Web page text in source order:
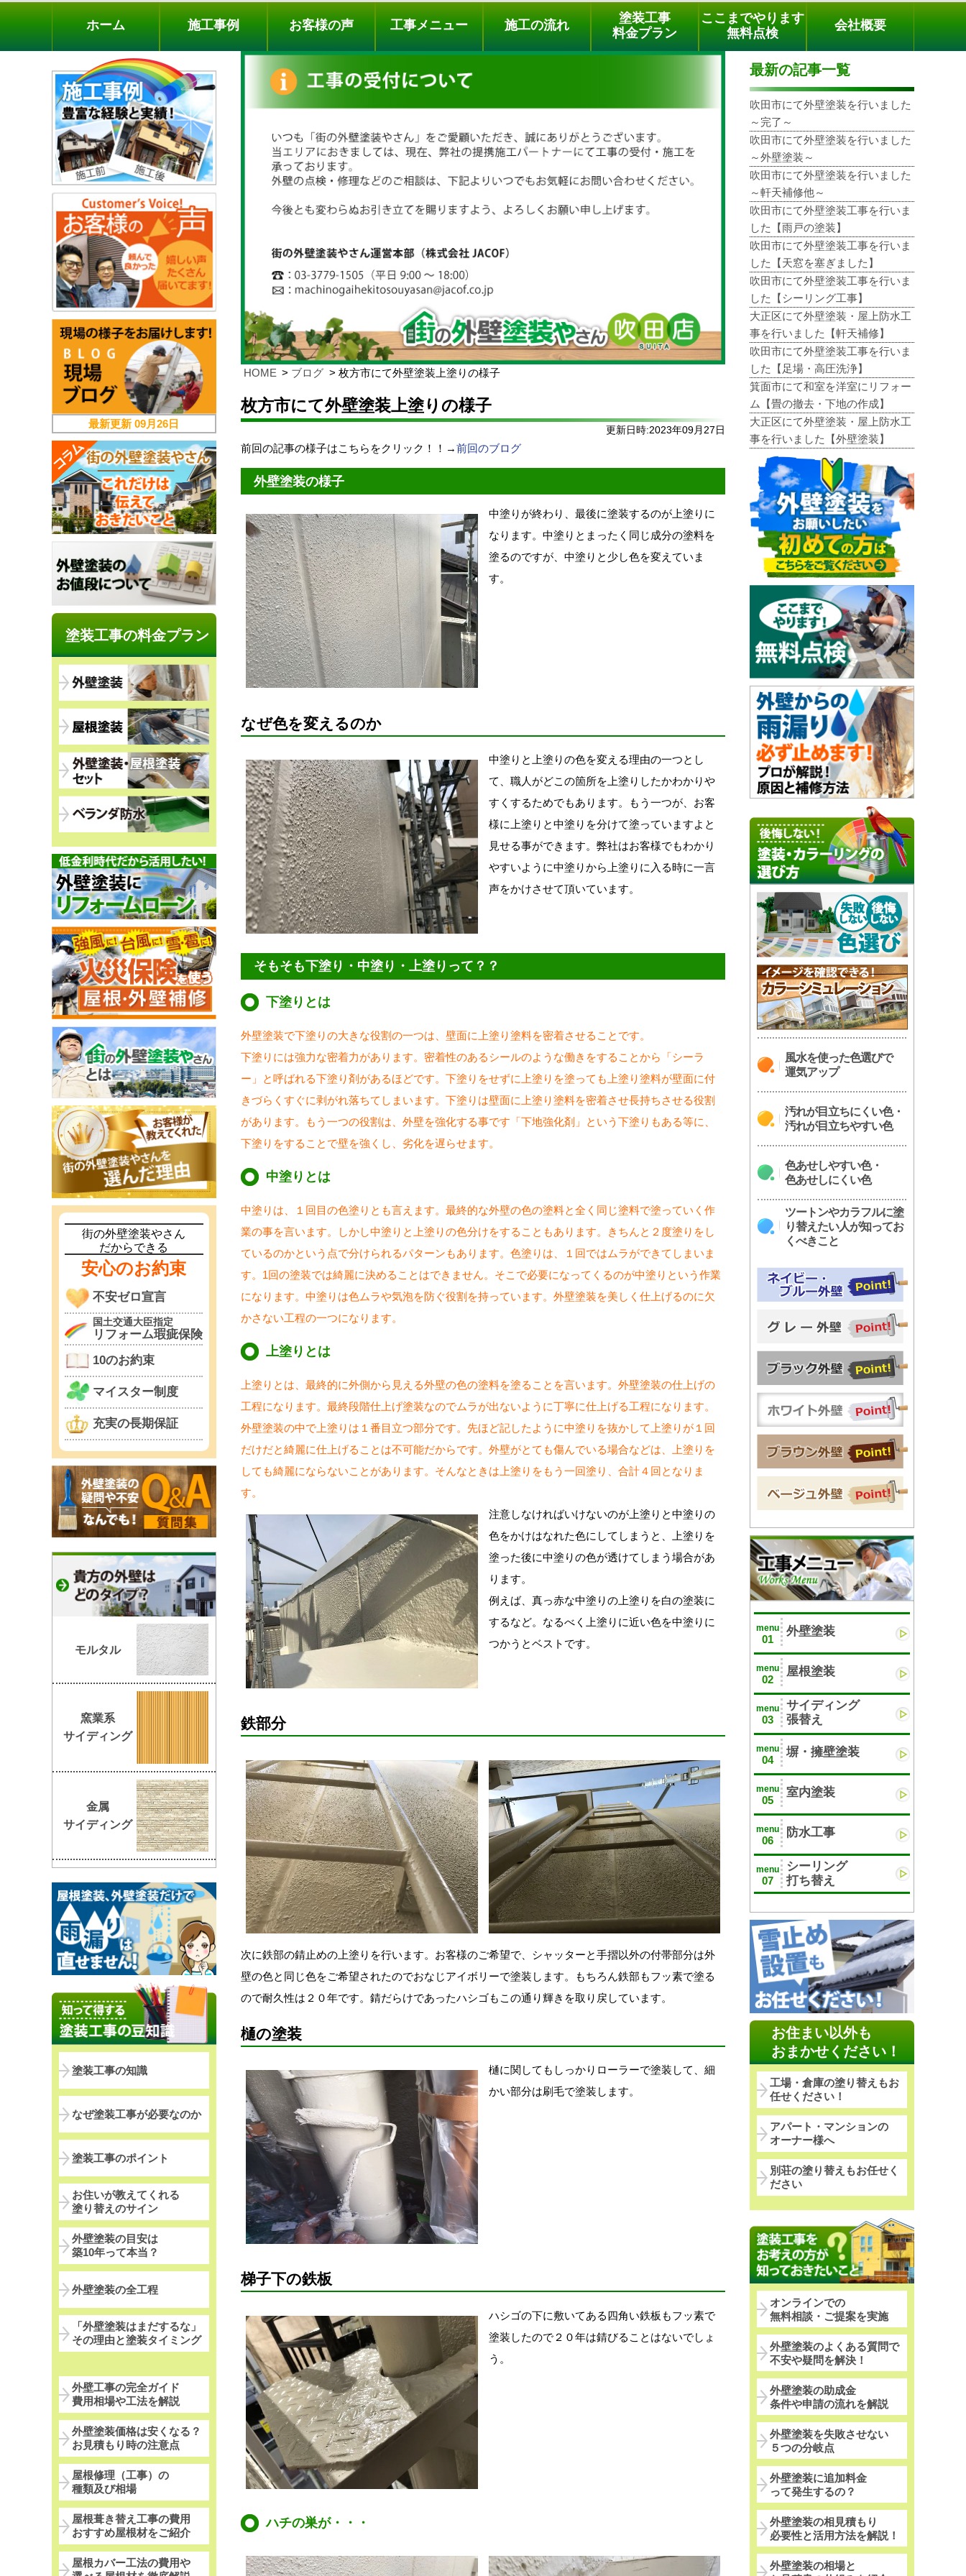
料金プラン 無料点検
電話でのご相談
[9時～18時まで受付中]
phone
ホーム 施工事例 お客様の声 工事メニュー 施工の流れ
塗装工事
料金プラン
ここまでやります
無料点検
会社概要
HOME ブログ 枚方市にて外壁塗装上塗りの様子
枚方市にて外壁塗装上塗りの様子
更新日時:2023年09月27日
前回の記事の様子はこちらをクリック！！→前回のブログ
外壁塗装の様子
中塗りが終わり、最後に塗装するのが上塗りに
なります。中塗りとまったく同じ成分の塗料を
塗るのですが、中塗りと少し色を変えていま
す。
なぜ色を変えるのか
中塗りと上塗りの色を変える理由の一つとし
て、職人がどこの箇所を上塗りしたかわかりや
すくするためでもあります。もう一つが、お客
様に上塗りと中塗りを分けて塗っていますよと
見せる事ができます。弊社はお客様でもわかり
やすいように中塗りから上塗りに入る時に一言
声をかけさせて頂いています。
そもそも下塗り・中塗り・上塗りって？？
下塗りとは
外壁塗装で下塗りの大きな役割の一つは、壁面に上塗り塗料を密着させることです。
下塗りには強力な密着力があります。密着性のあるシールのような働きをすることから「シーラ
ー」と呼ばれる下塗り剤があるほどです。下塗りをせずに上塗りを塗っても上塗り塗料が壁面に付
きづらくすぐに剥がれ落ちてしまいます。下塗りは壁面に上塗り塗料を密着させ長持ちさせる役割
があります。もう一つの役割は、外壁を強化する事です「下地強化剤」という下塗りもある等に、
下塗りをすることで壁を強くし、劣化を遅らせます。
中塗りとは
中塗りは、１回目の色塗りとも言えます。最終的な外壁の色の塗料と全く同じ塗料で塗っていく作
業の事を言います。しかし中塗りと上塗りの色分けをすることもあります。きちんと２度塗りをし
ているのかという点で分けられるパターンもあります。色塗りは、１回ではムラができてしまいま
す。1回の塗装では綺麗に決めることはできません。そこで必要になってくるのが中塗りという作業
になります。中塗りは色ムラや気泡を防ぐ役割を持っています。外壁塗装を美しく仕上げるのに欠
かさない工程の一つになります。
上塗りとは
上塗りとは、最終的に外側から見える外壁の色の塗料を塗ることを言います。外壁塗装の仕上げの
工程になります。最終段階仕上げ塗装なのでムラが出ないように丁寧に仕上げる工程になります。
外壁塗装の中で上塗りは１番目立つ部分です。先ほど記したように中塗りを抜かして上塗りが１回
だけだと綺麗に仕上げることは不可能だからです。外壁がとても傷んでいる場合などは、上塗りを
しても綺麗にならないことがあります。そんなときは上塗りをもう一回塗り、合計４回となりま
す。
注意しなければいけないのが上塗りと中塗りの
色をかけはなれた色にしてしまうと、上塗りを
塗った後に中塗りの色が透けてしまう場合があ
ります。
例えば、真っ赤な中塗りの上塗りを白の塗装に
するなど。なるべく上塗りに近い色を中塗りに
つかうとベストです。
鉄部分
次に鉄部の錆止めの上塗りを行います。お客様のご希望で、シャッターと手摺以外の付帯部分は外
壁の色と同じ色をご希望されたのでおなじアイボリーで塗装します。もちろん鉄部もフッ素で塗る
ので耐久性は２０年です。錆だらけであったハシゴもこの通り輝きを取り戻しています。
樋の塗装
樋に関してもしっかりローラーで塗装して、細
かい部分は刷毛で塗装します。
梯子下の鉄板
ハシゴの下に敷いてある四角い鉄板もフッ素で
塗装したので２０年は錆びることはないでしょ
う。
ハチの巣が・・・
最新の記事一覧
吹田市にて外壁塗装を行いました
～完了～
吹田市にて外壁塗装を行いました
～外壁塗装～
吹田市にて外壁塗装を行いました
～軒天補修他～
吹田市にて外壁塗装工事を行いま
した【雨戸の塗装】
吹田市にて外壁塗装工事を行いま
した【天窓を塞ぎました】
吹田市にて外壁塗装工事を行いま
した【シーリング工事】
大正区にて外壁塗装・屋上防水工
事を行いました【軒天補修】
吹田市にて外壁塗装工事を行いま
した【足場・高圧洗浄】
箕面市にて和室を洋室にリフォー
ム【畳の撤去・下地の作成】
大正区にて外壁塗装・屋上防水工
事を行いました【外壁塗装】
風水を使った色選びで
運気アップ
汚れが目立ちにくい色・
汚れが目立ちやすい色
色あせしやすい色・
色あせしにくい色
ツートンやカラフルに塗
り替えたい人が知ってお
くべきこと
menu
01
外壁塗装
menu
02
屋根塗装
menu
03
サイディング
張替え
menu
04
塀・擁壁塗装
menu
05
室内塗装
menu
06
防水工事
menu
07
シーリング
打ち替え
お住まい以外も
おまかせください！
工場・倉庫の塗り替えもお
任せください！
アパート・マンションの
オーナー様へ
別荘の塗り替えもお任せく
ださい
オンラインでの
無料相談・ご提案を実施
外壁塗装のよくある質問で
不安や疑問を解決！
外壁塗装の助成金
条件や申請の流れを解説
外壁塗装を失敗させない
５つの分岐点
外壁塗装に追加料金
って発生するの？
外壁塗装の相見積もり
必要性と活用方法を解説！
外壁塗装の相場と
最新更新09月26日
塗装工事の料金プラン
街の外壁塗装やさん
だからできる
安心のお約束
不安ゼロ宣言
国土交通大臣指定
リフォーム瑕疵保険
10のお約束
マイスター制度
充実の長期保証
モルタル
窯業系
サイディング
金属
サイディング
塗装工事の知識
なぜ塗装工事が必要なのか
塗装工事のポイント
お住いが教えてくれる
塗り替えのサイン
外壁塗装の目安は
築10年って本当？
外壁塗装の全工程
「外壁塗装はまだするな」
その理由と塗装タイミング
外壁工事の完全ガイド
費用相場や工法を解説
外壁塗装価格は安くなる？
お見積もり時の注意点
屋根修理（工事）の
種類及び相場
屋根葺き替え工事の費用
おすすめ屋根材をご紹介
屋根カバー工法の費用や